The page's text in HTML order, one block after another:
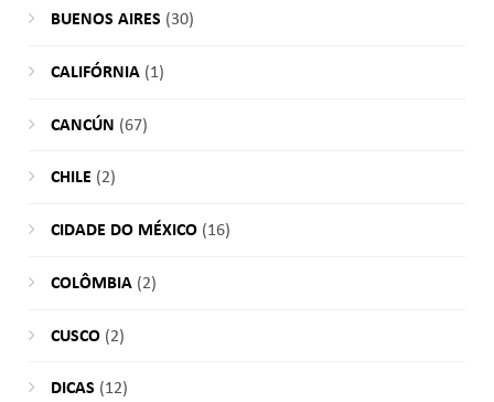
BUENOS AIRES (30)
CALIFÓRNIA(1)
CANCÚN (67)
CHILE (2)
CIDADE DO MÉXICO(16)
COLÔMBIA(2)
CUSCO(2)
DICAS (12)